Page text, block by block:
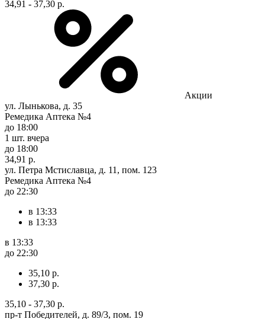
34,91 - 37,30 р.
Акции
ул. Лынькова, д. 35
Ремедика Аптека №4
до 18:00
1 шт. вчера
до 18:00
34,91 р.
ул. Петра Мстиславца, д. 11, пом. 123
Ремедика Аптека №4
до 22:30
в 13:33
в 13:33
в 13:33
до 22:30
35,10 р.
37,30 р.
35,10 - 37,30 р.
пр-т Победителей, д. 89/3, пом. 19